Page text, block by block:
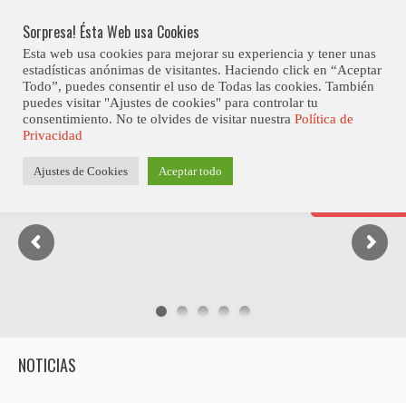
content
NOTICIAS
Sorpresa! Ésta Web usa Cookies
Esta web usa cookies para mejorar su experiencia y tener unas
estadísticas anónimas de visitantes. Haciendo click en “Aceptar
Todo”, puedes consentir el uso de Todas las cookies. También
puedes visitar "Ajustes de cookies" para controlar tu
consentimiento. No te olvides de visitar nuestra Política de
Privacidad
Ajustes de Cookies Aceptar todo